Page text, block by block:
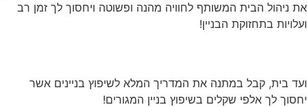
ניהול הבית המשותף לחוויה מהנה ופשוטה ויחסוך לך זמן רב
בתחזוקת הבניין!
בית, קבל במתנה את המדריך המלא לשיפוץ בניינים אשר
לך אלפי שקלים בשיפוץ בניין המגורים!